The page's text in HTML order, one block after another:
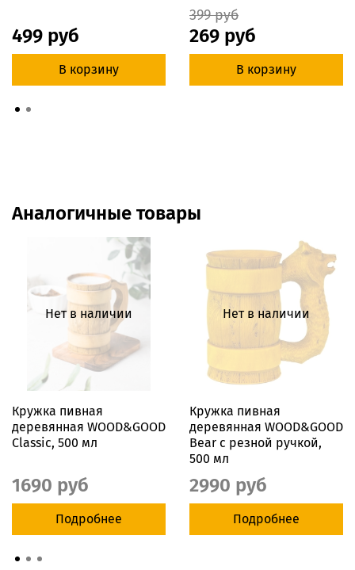
499 руб
В корзину
399 руб
269 руб
В корзину
Аналогичные товары
Нет в наличии
Кружка пивная
деревянная WOOD&GOOD
Classic, 500 мл
1690 руб
Подробнее
Нет в наличии
Кружка пивная
деревянная WOOD&GOOD
Bear с резной ручкой,
500 мл
2990 руб
Подробнее